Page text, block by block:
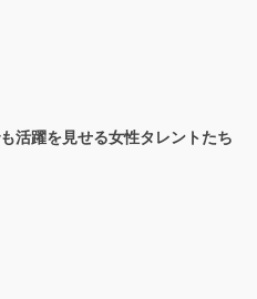
活躍を見せる女性タレントたち